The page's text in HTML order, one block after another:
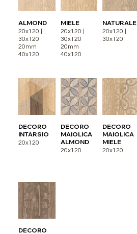
ALMOND
20x120 |
30x120
20mm
40x120
MIELE
20x120 |
30x120
20mm
40x120
NATURALE
20x120 |
30x120
DECORO
INTARSIO
20x120
DECORO
MAIOLICA
ALMOND
20x120
DECORO
MAIOLICA
MIELE
20x120
DECORO